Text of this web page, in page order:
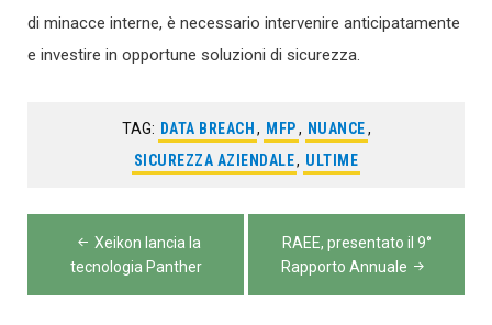
di minacce interne, è necessario intervenire anticipatamente
e investire in opportune soluzioni di sicurezza.
TAG: DATA BREACH , MFP, NUANCE,
SICUREZZA AZIENDALE, ULTIME
Navigazione
articoli
Xeikon lancia la
tecnologia Panther
RAEE, presentato il 9°
Rapporto Annuale